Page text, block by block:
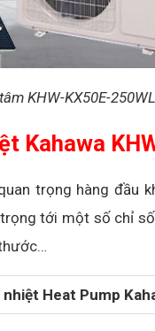
KHW-KX50E-
Kahawa
trọng hàng đầu
tới một số chỉ
Heat Pump